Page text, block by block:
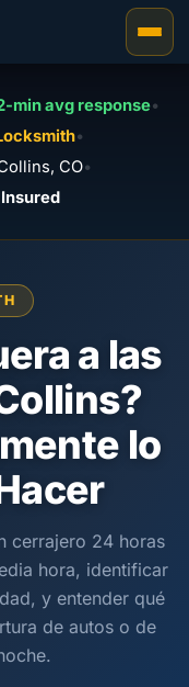
min avg response•
•
CO•
Insured
a las
lo
cerrajero 24 horas
hora, identificar
y entender qué
de autos o de